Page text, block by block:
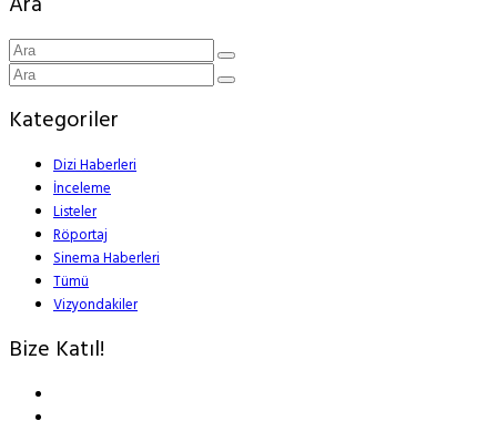
Kategoriler
Dizi Haberleri
İnceleme
Listeler
Röportaj
Sinema Haberleri
Tümü
Vizyondakiler
Bize Katıl!